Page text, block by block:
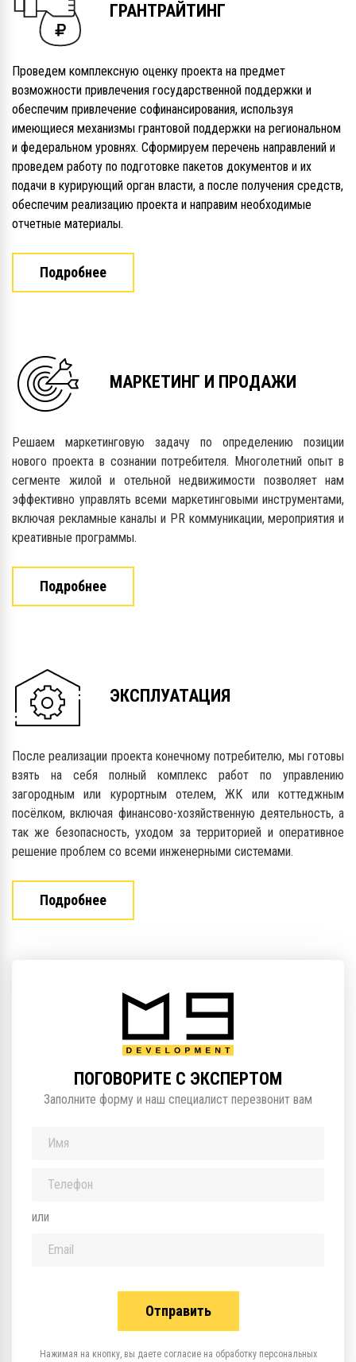
ГРАНТРАЙТИНГ
Проведем комплексную оценку проекта на предмет
возможности привлечения государственной поддержки и
обеспечим привлечение софинансирования, используя
имеющиеся механизмы грантовой поддержки на региональном
и федеральном уровнях. Сформируем перечень направлений и
проведем работу по подготовке пакетов документов и их
подачи в курирующий орган власти, а после получения средств,
обеспечим реализацию проекта и направим необходимые
отчетные материалы.
Подробнее
МАРКЕТИНГ И ПРОДАЖИ
Решаем маркетинговую задачу по определению позиции
нового проекта в сознании потребителя. Многолетний опыт в
сегменте жилой и отельной недвижимости позволяет нам
эффективно управлять всеми маркетинговыми инструментами,
включая рекламные каналы и PR коммуникации, мероприятия и
креативные программы.
Подробнее
ЭКСПЛУАТАЦИЯ
После реализации проекта конечному потребителю, мы готовы
взять на себя полный комплекс работ по управлению
загородным или курортным отелем, ЖК или коттеджным
посёлком, включая финансово-хозяйственную деятельность, а
так же безопасность, уходом за территорией и оперативное
решение проблем со всеми инженерными системами.
Подробнее
ПОГОВОРИТЕ С ЭКСПЕРТОМ
Заполните форму и наш специалист перезвонит вам
или
Нажимая на кнопку, вы даете согласие на обработку персональных